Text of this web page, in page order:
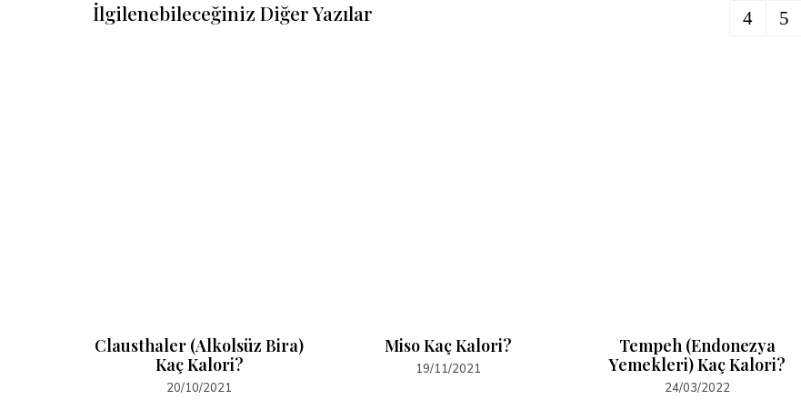
İlgilenebileceğiniz Diğer Yazılar
Clausthaler (Alkolsüz Bira)
Kaç Kalori?
20/10/2021
Miso Kaç Kalori?
19/11/2021
Tempeh (Endonezya
Yemekleri) Kaç Kalori?
24/03/2022